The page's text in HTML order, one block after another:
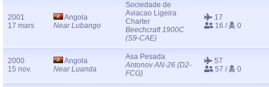
2001
17 mars
Angola
Near Lubango
Sociedade de
Aviacao Ligeira
Charter
Beechcraft 1900C
(S9-CAE)
17
16 /
0
2000
15 nov.
Angola
Near Luanda
Asa Pesada
Antonov AN-26 (D2-
FCG)
57
57 /
0